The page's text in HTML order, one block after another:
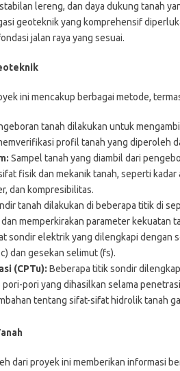
lereng, dan daya dukung tanah
geoteknik yang komprehensif
jalan raya yang sesuai.
ini mencakup berbagai metode,
tanah dilakukan untuk
profil tanah yang diperoleh
Sampel tanah yang diambil dari
fisik dan mekanik tanah, seperti kadar
dan kompresibilitas.
tanah dilakukan di beberapa titik di
memperkirakan parameter kekuatan
sondir elektrik yang dilengkapi dengan
dan gesekan selimut (fs).
(CPTu): Beberapa titik sondir
pori yang dihasilkan selama
tentang sifat-sifat hidrolik tanah
dari proyek ini memberikan informasi